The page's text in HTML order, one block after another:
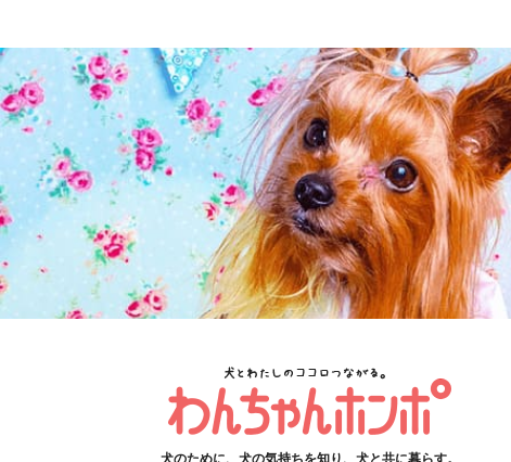
犬のために、犬の気持ちを知り、犬と共に暮らす。